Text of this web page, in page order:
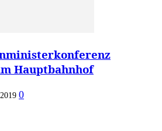
Hauptbahnhof
0